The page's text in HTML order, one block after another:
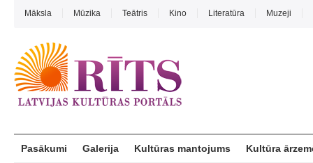
Māksla Mūzika Teātris Kino Literatūra Muzeji
Pasākumi Galerija Kultūras mantojums Kultūra